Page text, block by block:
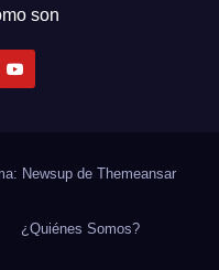
son
Newsup de Themeansar
¿Quiénes Somos?